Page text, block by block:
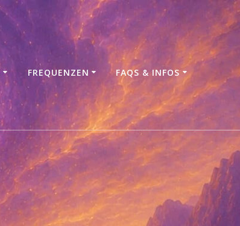
FREQUENZEN FAQS & INFOS